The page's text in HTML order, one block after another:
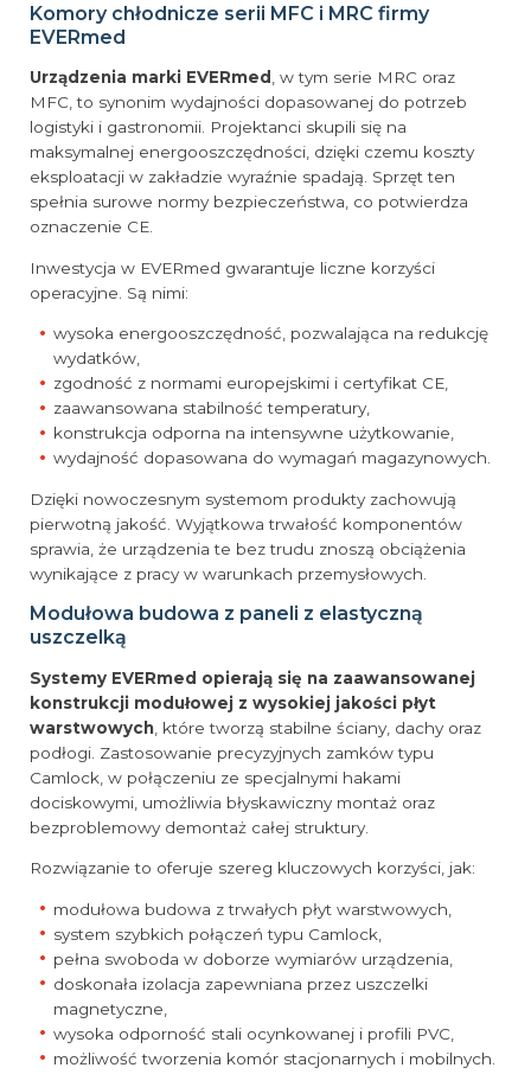
Komory chłodnicze serii MFC i MRC firmy
EVERmed
Urządzenia marki EVERmed , w tym serie MRC oraz
MFC, to synonim wydajności dopasowanej do potrzeb
logistyki i gastronomii. Projektanci skupili się na
maksymalnej energooszczędności, dzięki czemu koszty
eksploatacji w zakładzie wyraźnie spadają. Sprzęt ten
spełnia surowe normy bezpieczeństwa, co potwierdza
oznaczenie CE.
Inwestycja w EVERmed gwarantuje liczne korzyści
operacyjne. Są nimi:
wysoka energooszczędność, pozwalająca na redukcję
wydatków,
zgodność z normami europejskimi i certyfikat CE,
zaawansowana stabilność temperatury,
konstrukcja odporna na intensywne użytkowanie,
wydajność dopasowana do wymagań magazynowych.
Dzięki nowoczesnym systemom produkty zachowują
pierwotną jakość. Wyjątkowa trwałość komponentów
sprawia, że urządzenia te bez trudu znoszą obciążenia
wynikające z pracy w warunkach przemysłowych.
Modułowa budowa z paneli z elastyczną
uszczelką
Systemy EVERmed opierają się na zaawansowanej
konstrukcji modułowej z wysokiej jakości płyt
warstwowych , które tworzą stabilne ściany, dachy oraz
podłogi. Zastosowanie precyzyjnych zamków typu
Camlock, w połączeniu ze specjalnymi hakami
dociskowymi, umożliwia błyskawiczny montaż oraz
bezproblemowy demontaż całej struktury.
Rozwiązanie to oferuje szereg kluczowych korzyści, jak:
modułowa budowa z trwałych płyt warstwowych,
system szybkich połączeń typu Camlock,
pełna swoboda w doborze wymiarów urządzenia,
doskonała izolacja zapewniana przez uszczelki
magnetyczne,
wysoka odporność stali ocynkowanej i profili PVC,
możliwość tworzenia komór stacjonarnych i mobilnych.